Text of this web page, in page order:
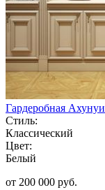
Гардеробная Ахунуи
Стиль:
Классический
Цвет:
Белый
от 200 000 руб.